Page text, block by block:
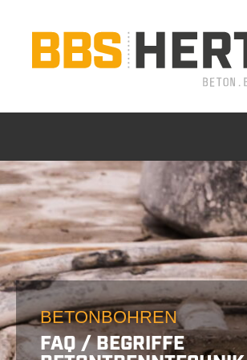
BETONBOHREN
FAQ / BEGRIFFE